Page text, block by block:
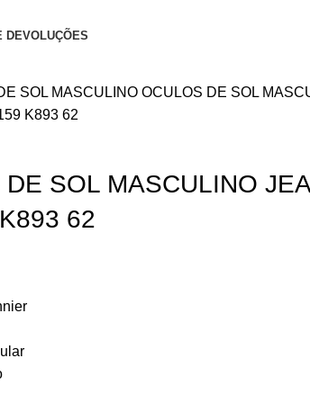
DEVOLUÇÕES
SOL MASCULINO OCULOS DE SOL
K893 62
SOL MASCULINO
62